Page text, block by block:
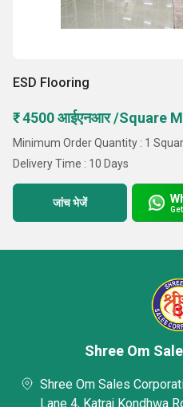
ESD Flooring
₹ 4500 आईएनआर /Square
Minimum Order Quantity : 1
Delivery Time : 10 Days
जांच भेजें
Shree Om
Shree Om Sales
Lane 4, Katraj Kondhwa